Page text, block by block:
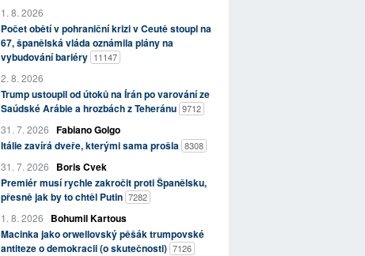
1. 8. 2026
Počet obětí v pohraniční krizi v Ceutě stoupl na
67, španělská vláda oznámila plány na
vybudování bariéry 11147
2. 8. 2026
Trump ustoupil od útoků na Írán po varování ze
Saúdské Arábie a hrozbách z Teheránu 9712
31. 7. 2026 Fabiano Golgo
Itálie zavírá dveře, kterými sama prošla 8308
31. 7. 2026
Boris Cvek
Premiér musí rychle zakročit proti Španělsku,
přesně jak by to chtěl Putin 7282
1. 8. 2026
Bohumil Kartous
Macinka jako orwellovský pěšák trumpovské
antiteze o demokracii (o skutečnosti) 7126